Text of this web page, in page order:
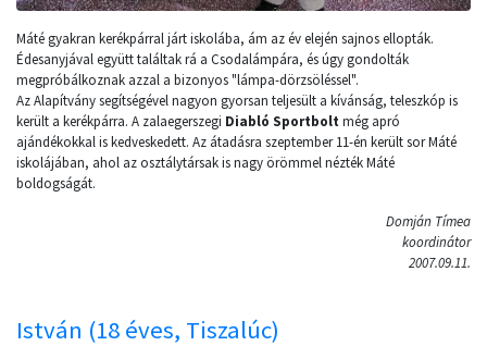
Máté gyakran kerékpárral járt iskolába, ám az év elején sajnos ellopták.
Édesanyjával együtt találtak rá a Csodalámpára, és úgy gondolták
megpróbálkoznak azzal a bizonyos "lámpa-dörzsöléssel".
Az Alapítvány segítségével nagyon gyorsan teljesült a kívánság, teleszkóp is
került a kerékpárra. A zalaegerszegi Diabló Sportbolt még apró
ajándékokkal is kedveskedett. Az átadásra szeptember 11-én került sor Máté
iskolájában, ahol az osztálytársak is nagy örömmel nézték Máté
boldogságát.
Domján Tímea
koordinátor
2007.09.11.
István (18 éves, Tiszalúc)